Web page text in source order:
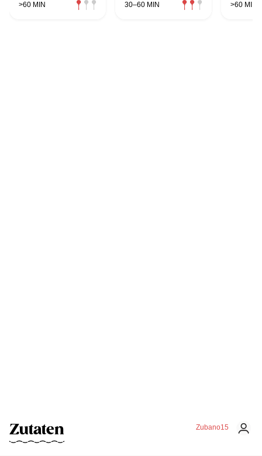
>60 MIN 30–60 MIN >60 MIN
Zubano15
Zutaten